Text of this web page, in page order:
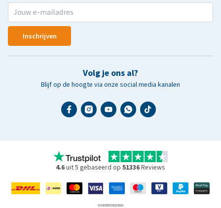
Inschrijven
Volg je ons al?
Blijf op de hoogte via onze social media kanalen
4.6uit 5 gebaseerd op 51336Reviews